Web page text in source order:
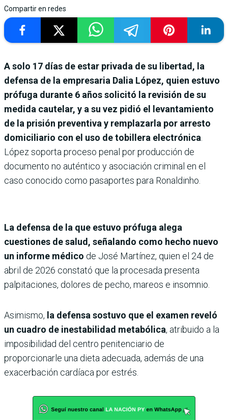
Compartir en redes
A solo 17 días de estar privada de su libertad, la
defensa de la empresaria Dalia López, quien estuvo
prófuga durante 6 años solicitó la revisión de su
medida cautelar, y a su vez pidió el levantamiento
de la prisión preventiva y remplazarla por arresto
domiciliario con el uso de tobillera electrónica.
López soporta proceso penal por producción de
documento no auténtico y asociación criminal en el
caso conocido como pasaportes para Ronaldinho.
La defensa de la que estuvo prófuga alega
cuestiones de salud, señalando como hecho nuevo
un informe médico de José Martínez, quien el 24 de
abril de 2026 constató que la procesada presenta
palpitaciones, dolores de pecho, mareos e insomnio.
Asimismo, la defensa sostuvo que el examen reveló
un cuadro de inestabilidad metabólica, atribuido a la
imposibilidad del centro penitenciario de
proporcionarle una dieta adecuada, además de una
exacerbación cardíaca por estrés.